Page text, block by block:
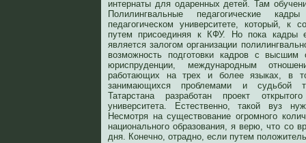
интернаты для одаренных детей. Там
Полилингвальные педагогические
педагогическом университете, который, к
путем присоединяя к КФУ. Но пока кадры
является залогом организации
возможность подготовки кадров с
юриспруденции, международным
работающих на трех и более языках, в
занимающихся проблемами и судьбой
Татарстана разработан проект
университета. Естественно, такой вуз
Несмотря на существование огромного
национального образования, я верю, что со
дня. Конечно, отрадно, если путем